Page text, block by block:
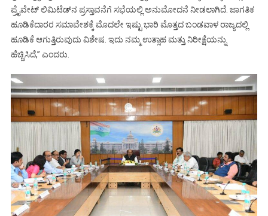
ಪ್ರೈವೇಟ್‌ ಲಿಮಿಟೆಡ್‌ನ ಪ್ರಸ್ತಾವನೆಗೆ ಸಭೆಯಲ್ಲಿ ಅನುಮೋದನೆ ನೀಡಲಾಗಿದೆ. ಜಾಗತಿಕ
ಹೂಡಿಕೆದಾರರ ಸಮಾವೇಶಕ್ಕೆ ಮೊದಲೇ ಇಷ್ಟು ಭಾರಿ ಮೊತ್ತದ ಬಂಡವಾಳ ರಾಜ್ಯದಲ್ಲಿ
ಹೂಡಿಕೆ ಆಗುತ್ತಿರುವುದು ವಿಶೇಷ. ಇದು ನಮ್ಮ ಉತ್ಸಾಹ ಮತ್ತು ನಿರೀಕ್ಷೆಯನ್ನು
ಹೆಚ್ಚಿಸಿದೆ,” ಎಂದರು.